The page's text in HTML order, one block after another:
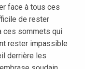
face à tous ces
de rester
ces sommets qui
rester impassible
derrière les